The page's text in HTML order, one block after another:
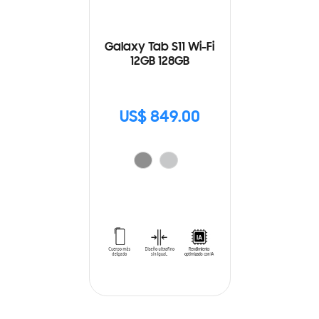
Galaxy Tab S11 Wi-Fi
12GB 128GB
US$ 849.00